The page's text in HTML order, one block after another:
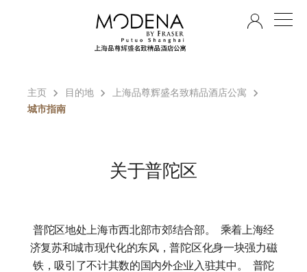
主页 目的地
上海品尊辉盛名致精品酒店公寓
城市指南
关于普陀区
普陀区地处上海市西北部市郊结合部。 乘着上海经
济复苏和城市现代化的东风，普陀区化身一块强力磁
铁，吸引了不计其数的国内外企业入驻其中。 普陀